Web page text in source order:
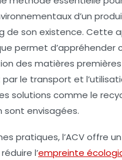
d’un
de son existence. Cette
permet d’appréhender
des matières premières
le transport et l’
solutions comme le
sont envisagées.
pratiques, l’ACV offre
l’empreinte